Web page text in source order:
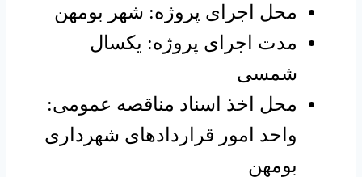
محل اجرای پروژه: شهر بومهن
مدت اجرای پروژه: یکسال
شمسی
محل اخذ اسناد مناقصه عمومی:
واحد امور قراردادهای شهرداری
بومهن